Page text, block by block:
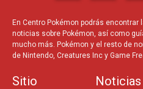
En Centro Pokémon podrás
noticias sobre Pokémon, así como
mucho más. Pokémon y el resto de
de Nintendo, Creatures Inc y Game
Sitio Noticias